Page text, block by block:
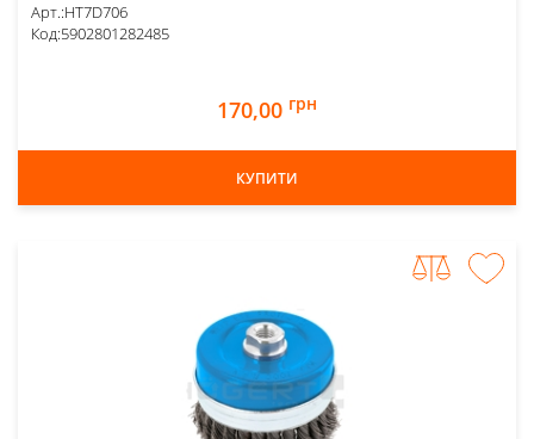
Арт.:HT7D706
Код:5902801282485
170,00 грн
КУПИТИ